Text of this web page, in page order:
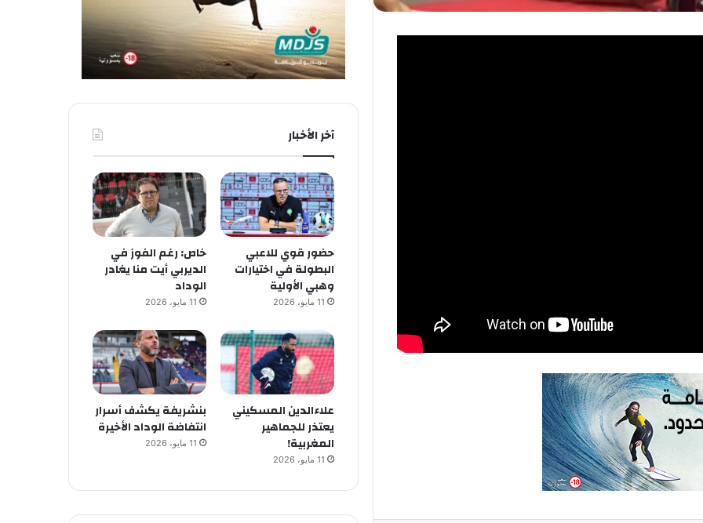
آخر الأخبار
حضور قوي للاعبي
البطولة في اختيارات
وهبي الأولية
11 مايو، 2026
خاص: رغم الفوز في
الديربي أيت منا يغادر
الوداد
11 مايو، 2026
علاءالدين المسكيني
يعتذر للجماهير
المغربية!
11 مايو، 2026
بنشريفة يكشف أسرار
انتفاضة الوداد الأخيرة
11 مايو، 2026